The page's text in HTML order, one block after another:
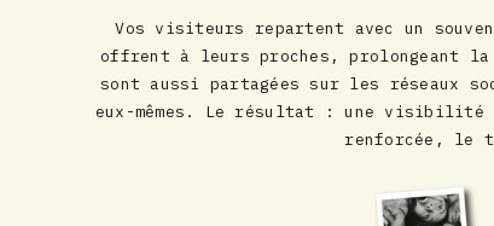
Vos visiteurs repartent avec un
offrent à leurs proches, prolongeant la
sont aussi partagées sur les réseaux
eux-mêmes. Le résultat : une visibilité
renforcée, le